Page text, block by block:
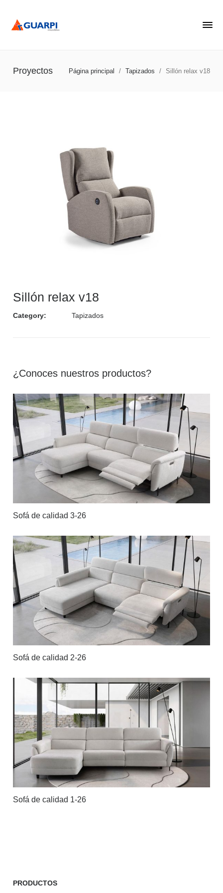
Proyectos Página principal / Tapizados / Sillón relax v18
Sillón relax v18
Category: Tapizados
¿Conoces nuestros productos?
Sofá de calidad 3-26
Sofá de calidad 2-26
Sofá de calidad 1-26
PRODUCTOS